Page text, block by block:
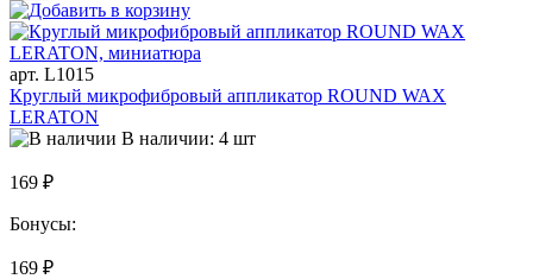
арт. L1015
Круглый микрофибровый аппликатор ROUND WAX
LERATON
В наличии: 4 шт
169 ₽
Бонусы:
169 ₽